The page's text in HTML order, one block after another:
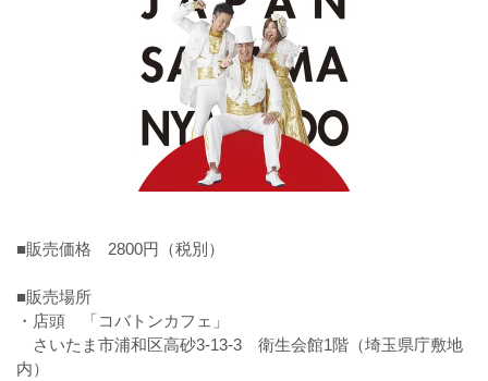
■販売価格 2800円（税別）
■販売場所
・店頭 「コバトンカフェ」
さいたま市浦和区高砂3-13-3 衛生会館1階（埼玉県庁敷地
内）